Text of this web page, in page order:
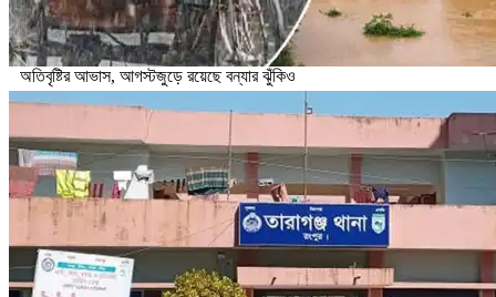
অতিবৃষ্টির আভাস, আগস্টজুড়ে রয়েছে বন্যার ঝুঁকিও